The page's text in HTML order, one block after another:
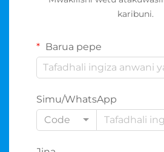
karibuni.
Barua pepe
Simu/WhatsApp
Code